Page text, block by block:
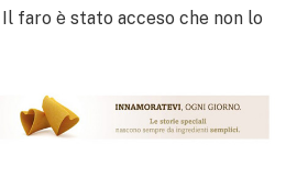
faro è stato acceso che non lo